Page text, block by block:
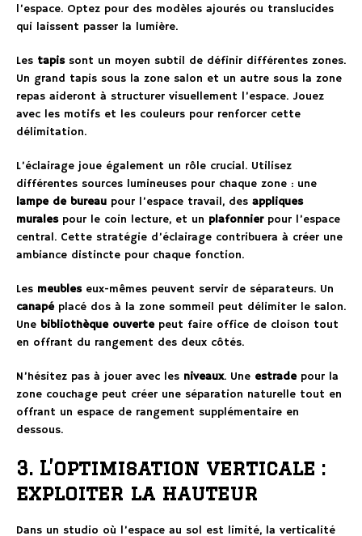
l’espace. Optez pour des modèles ajourés ou translucides
qui laissent passer la lumière.
Les tapissont un moyen subtil de définir différentes zones.
Un grand tapis sous la zone salon et un autre sous la zone
repas aideront à structurer visuellement l’espace. Jouez
avec les motifs et les couleurs pour renforcer cette
délimitation.
L’éclairage joue également un rôle crucial. Utilisez
différentes sources lumineuses pour chaque zone : une
lampe de bureau pour l’espace travail, des appliques
muralespour le coin lecture, et un plafonnierpour l’espace
central. Cette stratégie d’éclairage contribuera à créer une
ambiance distincte pour chaque fonction.
Les meubleseux-mêmes peuvent servir de séparateurs. Un
canapéplacé dos à la zone sommeil peut délimiter le salon.
Une bibliothèque ouvertepeut faire office de cloison tout
en offrant du rangement des deux côtés.
N’hésitez pas à jouer avec les niveaux. Une estradepour la
zone couchage peut créer une séparation naturelle tout en
offrant un espace de rangement supplémentaire en
dessous.
3. L’optimisation verticale :
exploiter la hauteur
Dans un studio où l’espace au sol est limité, la verticalité